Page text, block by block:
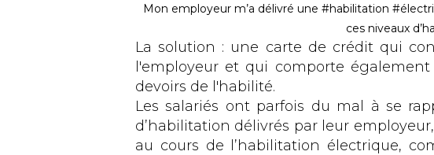
Mon employeur m’a délivré une #habilitation
ces niveaux
La solution : une carte de crédit qui
l'employeur et qui comporte
devoirs de l'habilité.
Les salariés ont parfois du mal à se
d’habilitation délivrés par leur
au cours de l’habilitation électrique,